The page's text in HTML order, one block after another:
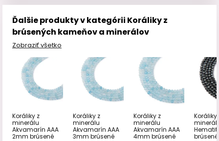
Ďalšie produkty v kategórii Koráliky z
brúsených kameňov a minerálov
Zobraziť všetko
Koráliky z
minerálu
Akvamarín AAA
2mm brúsené
Koráliky z
minerálu
Akvamarín AAA
3mm brúsené
Koráliky z
minerálu
Akvamarín AAA
4mm brúsené
Koráliky
brúsené